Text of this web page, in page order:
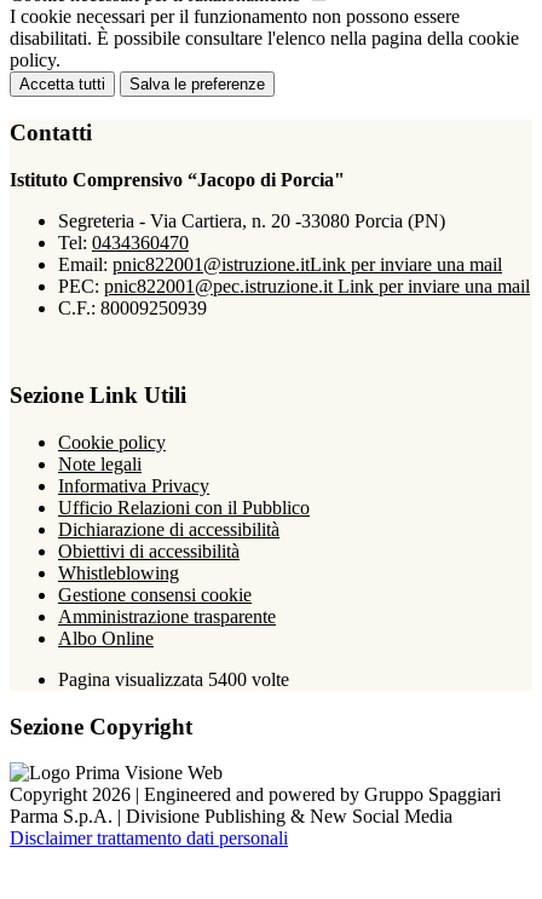
I cookie necessari per il funzionamento non possono essere
disabilitati. È possibile consultare l'elenco nella pagina della cookie
policy.
Accetta tutti Salva le preferenze
Contatti
Istituto Comprensivo “Jacopo di Porcia"
Segreteria - Via Cartiera, n. 20 -33080 Porcia (PN)
Tel: 0434360470
Email: pnic822001@istruzione.itLink per inviare una mail
PEC: pnic822001@pec.istruzione.it Link per inviare una mail
C.F.: 80009250939
Sezione Link Utili
Cookie policy
Note legali
Informativa Privacy
Ufficio Relazioni con il Pubblico
Dichiarazione di accessibilità
Obiettivi di accessibilità
Whistleblowing
Gestione consensi cookie
Amministrazione trasparente
Albo Online
Pagina visualizzata 5400 volte
Sezione Copyright
Copyright 2026 | Engineered and powered by Gruppo Spaggiari
Parma S.p.A. | Divisione Publishing & New Social Media
Disclaimer trattamento dati personali